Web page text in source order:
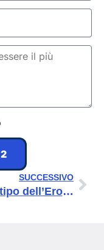
SUCCESSIVO
Archetipo dell’Eroe: come usarlo nella tua nuova comunicazione